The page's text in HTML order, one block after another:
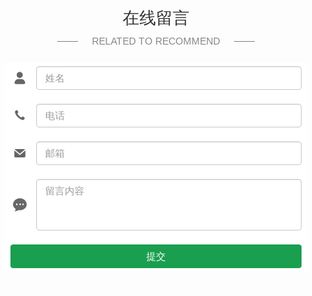
在线留言
RELATED TO RECOMMEND
提交